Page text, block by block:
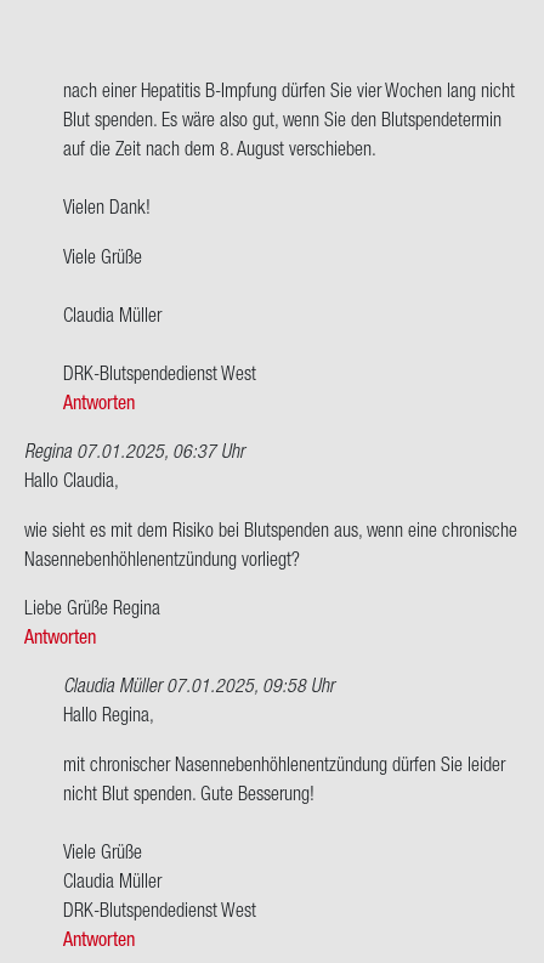
lie­
bes…
von
Schmitz
nach einer He­pa­ti­tis B-​Impfung dür­fen Sie vier Wo­chen lang nicht
Blut spen­den. Es wäre also gut, wenn Sie den Blut­spen­de­ter­min
auf die Zeit nach dem 8. Au­gust ver­schie­ben.
Vie­len Dank!
Viele Grüße
Clau­dia Mül­ler
DRK-​Blutspendedienst West
Antworten
Regina07.01.2025, 06:37 Uhr
Hallo Clau­dia,
wie sieht es mit dem Ri­si­ko bei Blut­spen­den aus, wenn eine chro­ni­sche
Na­sen­ne­ben­höh­len­ent­zün­dung vor­liegt?
Liebe Grüße Re­gi­na
Antworten
Claudia Müller07.01.2025, 09:58 Uhr
Ant­
auf
Hallo
dia,
wie
sieht
es…
Hallo Re­gi­na,
mit chro­ni­scher Na­sen­ne­ben­höh­len­ent­zün­dung dür­fen Sie lei­der
nicht Blut spen­den. Gute Bes­se­rung!
Viele Grüße
Clau­dia Mül­ler
DRK-​Blutspendedienst West
Antworten